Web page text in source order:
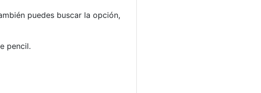
puedes buscar la opción,
pencil.